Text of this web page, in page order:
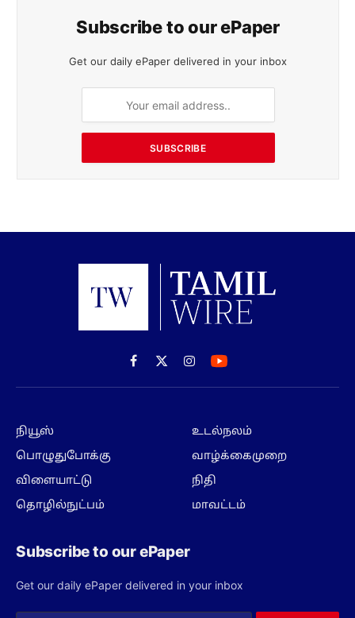
Subscribe to our ePaper
Get our daily ePaper delivered in your inbox
SUBSCRIBE
Facebook
X
(Twitter)
Instagram
நியூஸ்
பொழுதுபோக்கு
விளையாட்டு
தொழில்நுட்பம்
உடல்நலம்
வாழ்க்கைமுறை
நிதி
மாவட்டம்
Subscribe to our ePaper
Get our daily ePaper delivered in your inbox